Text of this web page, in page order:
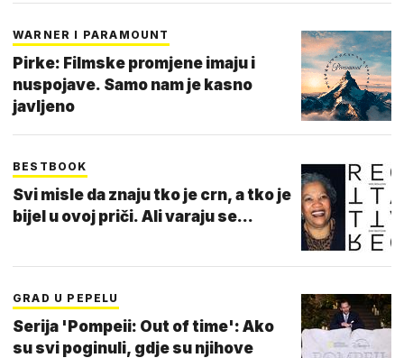
WARNER I PARAMOUNT
Pirke: Filmske promjene imaju i
nuspojave. Samo nam je kasno
javljeno
BESTBOOK
Svi misle da znaju tko je crn, a tko je
bijel u ovoj priči. Ali varaju se...
GRAD U PEPELU
Serija 'Pompeii: Out of time': Ako
su svi poginuli, gdje su njihove